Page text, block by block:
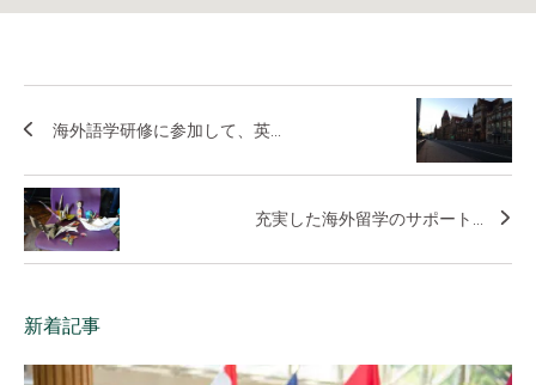
海外語学研修に参加して、英...
充実した海外留学のサポート...
新着記事